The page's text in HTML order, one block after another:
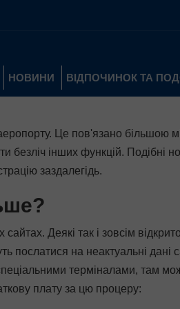
НОВИНИ ВІДПОЧИНОК ТА
Це пов'язано
безліч інших функцій. Подібні
заздалегідь.
сайтах. Деякі так і зовсім
послатися на неактуальні дані
терміналами, там
плату за цю процеру: